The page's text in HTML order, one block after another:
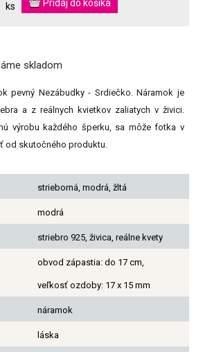
ks
skladom
pevný Nezábudky - Srdiečko. Náramok je
a z reálnych kvietkov zaliatych v živici.
výrobu každého šperku, sa môže fotka v
od skutočného produktu.
strieborná, modrá, žltá
modrá
striebro 925, živica, reálne kvety
obvod zápastia: do 17 cm,
veľkosť ozdoby: 17 x 15 mm
náramok
láska